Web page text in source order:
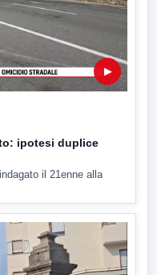
▶
ipotesi duplice
il 21enne alla